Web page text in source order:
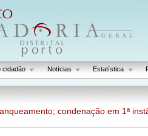
cidadão Notícias Estatística
condenação em 1ª